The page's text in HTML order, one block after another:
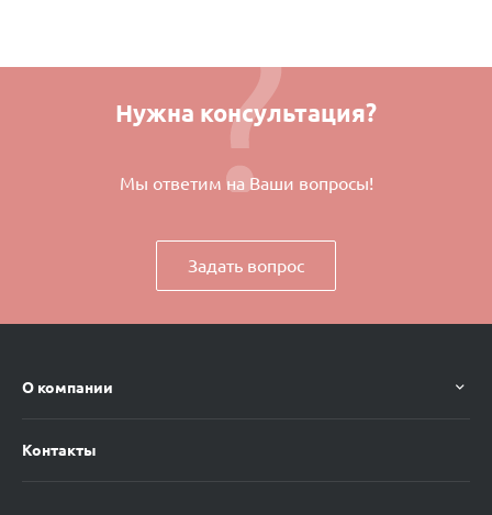
Нужна консультация?
Мы ответим на Ваши вопросы!
Задать вопрос
О компании
Контакты